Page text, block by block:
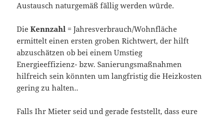
Austausch naturgemäß fällig werden würde.
DieKennzahl = Jahresverbrauch/Wohnfläche
ermittelt einen ersten groben Richtwert, der hilft
abzuschätzen ob bei einem Umstieg
Energieeffizienz- bzw. Sanierungsmaßnahmen
hilfreich sein könnten um langfristig die Heizkosten
gering zu halten..
Falls Ihr Mieter seid und gerade feststellt, dass eure